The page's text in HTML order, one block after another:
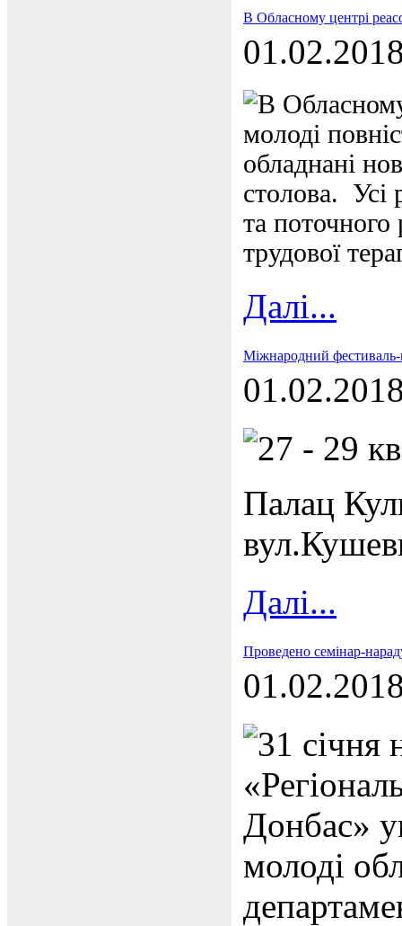
В Обласному центрі
В Обласному
молоді
обладнані
столова. Усі
та поточного
трудової
Далі...
Міжнародний
27 - 29
Палац
Далі...
Проведено семінар-
31 січня
Донбас»
молоді